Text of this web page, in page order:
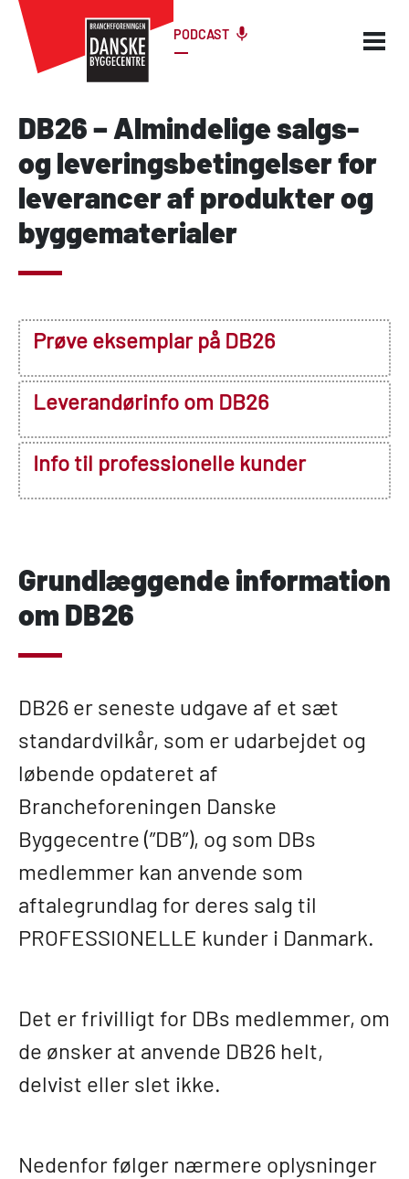
PODCAST
DB26 – Almindelige salgs-
og leveringsbetingelser for
leverancer af produkter og
byggematerialer
Prøve eksemplar på DB26
Leverandørinfo om DB26
Info til professionelle kunder
Grundlæggende information
om DB26
DB26 er seneste udgave af et sæt
standardvilkår, som er udarbejdet og
løbende opdateret af
Brancheforeningen Danske
Byggecentre (”DB”), og som DBs
medlemmer kan anvende som
aftalegrundlag for deres salg til
PROFESSIONELLE kunder i Danmark.
Det er frivilligt for DBs medlemmer, om
de ønsker at anvende DB26 helt,
delvist eller slet ikke.
Nedenfor følger nærmere oplysninger